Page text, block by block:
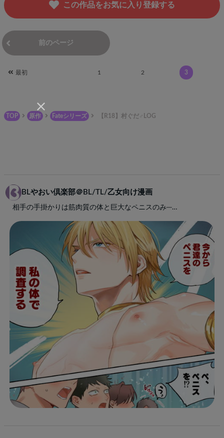
この作品をお気に入り登録する
前のページ
最初 1 2 3
TOP 原作 Fateシリーズ 【R18】村ぐだ♂LOG
BLやおい倶楽部＠BL/TL/乙女向け漫画
相手の手掛かりは筋肉質の体と巨大なペニスのみ─…